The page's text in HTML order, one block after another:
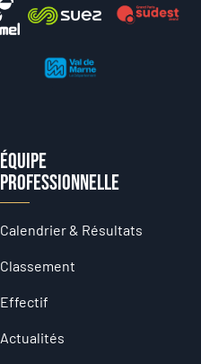
Équipe
professionnelle
Calendrier & Résultats
Classement
Effectif
Actualités